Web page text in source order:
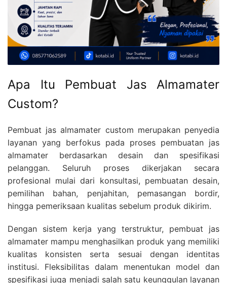
Apa Itu Pembuat Jas Almamater
Custom?
Pembuat jas almamater custom merupakan penyedia
layanan yang berfokus pada proses pembuatan jas
almamater berdasarkan desain dan spesifikasi
pelanggan. Seluruh proses dikerjakan secara
profesional mulai dari konsultasi, pembuatan desain,
pemilihan bahan, penjahitan, pemasangan bordir,
hingga pemeriksaan kualitas sebelum produk dikirim.
Dengan sistem kerja yang terstruktur, pembuat jas
almamater mampu menghasilkan produk yang memiliki
kualitas konsisten serta sesuai dengan identitas
institusi. Fleksibilitas dalam menentukan model dan
spesifikasi juga menjadi salah satu keunggulan layanan